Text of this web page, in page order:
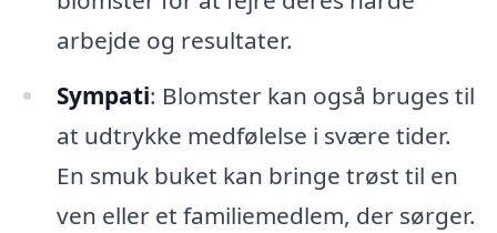
arbejde og resultater.
Sympati: Blomster kan også bruges til
at udtrykke medfølelse i svære tider.
En smuk buket kan bringe trøst til en
ven eller et familiemedlem, der sørger.